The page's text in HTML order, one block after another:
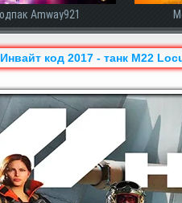
Модпак AnTiNooB
Инвайт код 2017 - танк M22